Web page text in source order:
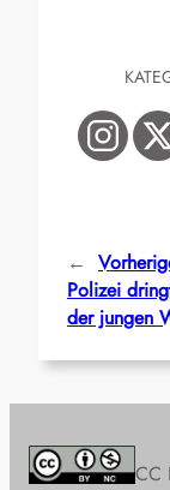
←
Polizei
der jungen
CC